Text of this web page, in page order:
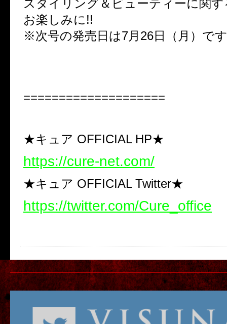
スタイリング＆ビューティーに関
お楽しみに!!
※次号の発売日は7月26日（月）で
====================
★キュア OFFICIAL HP★
https://cure-net.com/
★キュア OFFICIAL Twitter★
https://twitter.com/Cure_office